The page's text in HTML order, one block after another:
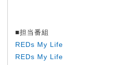
■担当番組
REDs My Life
REDs My Life